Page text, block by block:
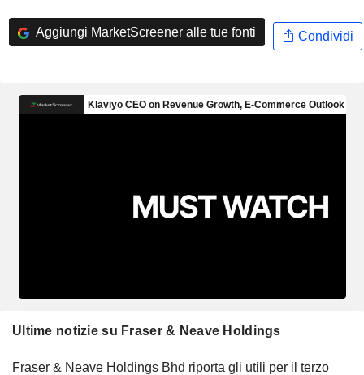
Aggiungi MarketScreener alle tue fonti Condividi
Ultime notizie su Fraser & Neave Holdings
Fraser & Neave Holdings Bhd riporta gli utili per il terzo